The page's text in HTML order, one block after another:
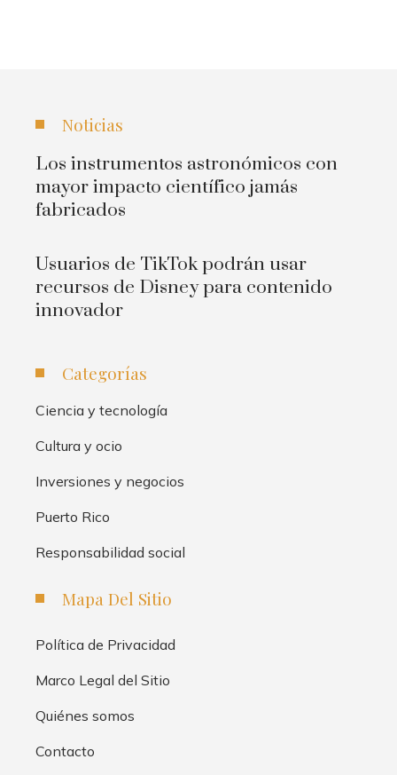
Noticias
Los instrumentos astronómicos con
mayor impacto científico jamás
fabricados
Usuarios de TikTok podrán usar
recursos de Disney para contenido
innovador
Categorías
Ciencia y tecnología
Cultura y ocio
Inversiones y negocios
Puerto Rico
Responsabilidad social
Mapa Del Sitio
Política de Privacidad
Marco Legal del Sitio
Quiénes somos
Contacto